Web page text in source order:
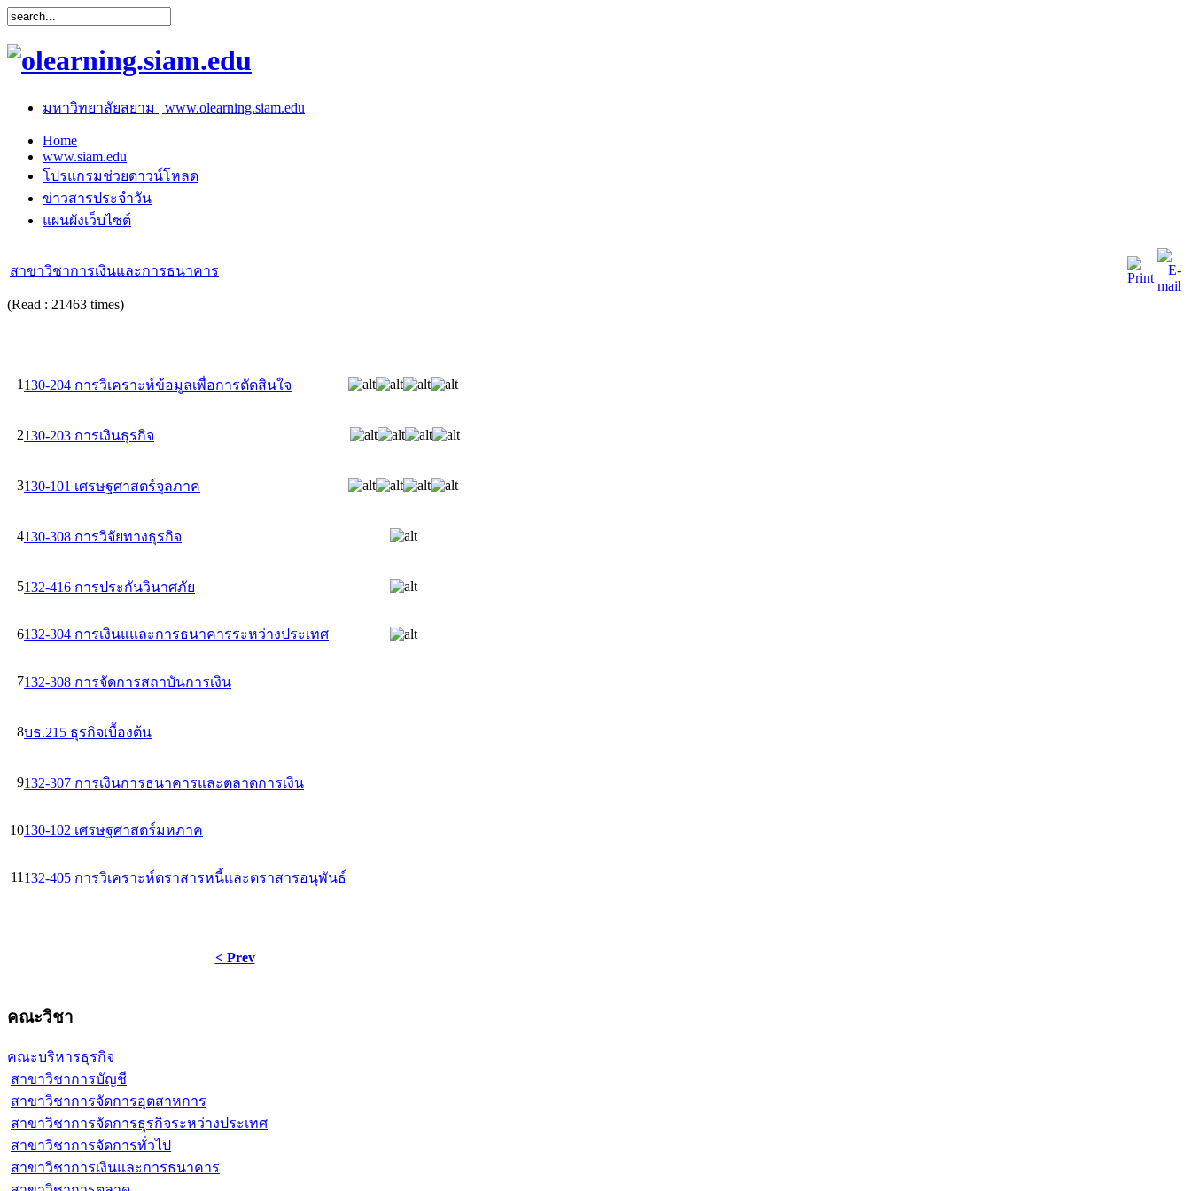
มหาวิทยาลัยสยาม | www.olearning.siam.edu
Home
www.siam.edu
โปรแกรมช่วยดาวน์โหลด
ข่าวสารประจำวัน
แผนผังเว็บไซต์
สาขาวิชาการเงินและการธนาคาร
(Read : 21463 times)
1 130-204 การวิเคราะห์ข้อมูลเพื่อการตัดสินใจ
2130-203 การเงินธุรกิจ
3130-101 เศรษฐศาสตร์จุลภาค
4130-308 การวิจัยทางธุรกิจ
5132-416 การประกันวินาศภัย
6132-304 การเงินแและการธนาคารระหว่างประเทศ
7132-308 การจัดการสถาบันการเงิน
8บธ.215 ธุรกิจเบื้องต้น
9132-307 การเงินการธนาคารและตลาดการเงิน
10130-102 เศรษฐศาสตร์มหภาค
11 132-405 การวิเคราะห์ตราสารหนี้และตราสารอนุพันธ์
< Prev
คณะวิชา
คณะบริหารธุรกิจ
สาขาวิชาการบัญชี
สาขาวิชาการจัดการอุตสาหการ
สาขาวิชาการจัดการธุรกิจระหว่างประเทศ
สาขาวิชาการจัดการทั่วไป
สาขาวิชาการเงินและการธนาคาร